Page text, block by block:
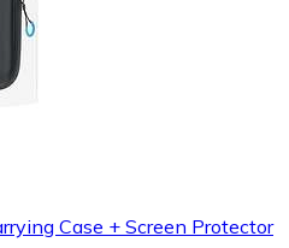
Case + Screen Protector